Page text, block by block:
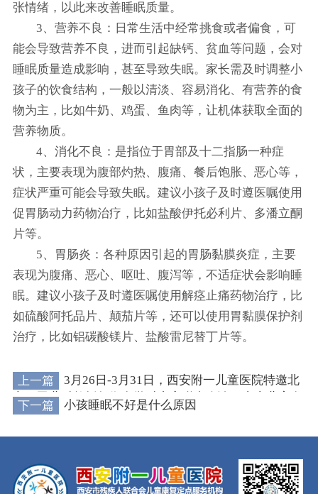
张情绪，以此来改善睡眠质量。
3、营养不良：日常生活中经常挑食或者偏食，可
能会导致营养不良，进而引起缺钙、贫血等问题，会对
睡眠质量造成影响，甚至导致失眠。家长需及时调整小
孩子的饮食结构，一般以清淡、容易消化、有营养的食
物为主，比如牛奶、鸡蛋、鱼肉等，让机体获取全面的
营养物质。
4、消化不良：是指位于胃部及十二指肠一种症
状，主要表现为腹部灼热、腹痛、餐后饱胀、恶心等，
症状严重可能会导致失眠。建议小孩子及时遵医嘱使用
促胃肠动力药物治疗，比如盐酸伊托必利片、多潘立酮
片等。
5、胃肠炎：各种原因引起的胃肠黏膜炎症，主要
表现为腹痛、恶心、呕吐、腹泻等，不适症状会影响睡
眠。建议小孩子及时遵医嘱使用解痉止痛药物治疗，比
如硫酸阿托品片、颠茄片等，还可以使用胃黏膜保护剂
治疗，比如铝碳酸镁片、盐酸雷尼替丁片等。
上一篇
3月26日-3月31日，西安附一儿童医院特邀北
京三甲儿科教授领衔多学科专家联合会诊，直击儿童发
育难题
下一篇 小孩睡眠不好是什么原因